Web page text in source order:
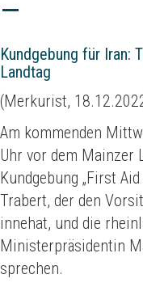
Kundgebung für Iran:
Landtag
(Merkurist,
Am kommenden
Uhr vor dem Mainzer
Kundgebung „First
Trabert, der den
innehat, und die
Ministerpräsidentin
sprechen.